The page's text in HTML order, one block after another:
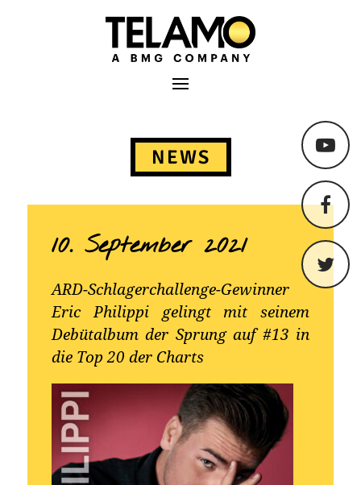
TELAMO
Primäres Menü
NEWS
10. September 2021
ARD-Schlagerchallenge-Gewinner
Eric Philippi gelingt mit seinem
Debütalbum der Sprung auf #13 in
die Top 20 der Charts